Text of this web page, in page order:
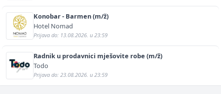
Konobar - Barmen (m/ž)
Hotel Nomad
Prijava do: 13.08.2026. u 23:59
Radnik u prodavnici mješovite robe (m/ž)
Todo
Prijava do: 23.08.2026. u 23:59